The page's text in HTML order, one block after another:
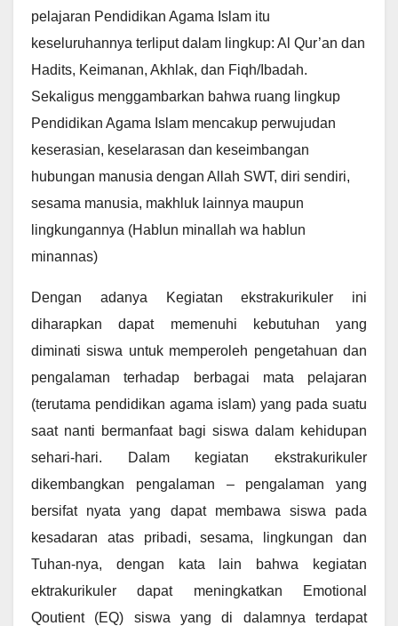
pelajaran Pendidikan Agama Islam itu
keseluruhannya terliput dalam lingkup: Al Qur’an dan
Hadits, Keimanan, Akhlak, dan Fiqh/Ibadah.
Sekaligus menggambarkan bahwa ruang lingkup
Pendidikan Agama Islam mencakup perwujudan
keserasian, keselarasan dan keseimbangan
hubungan manusia dengan Allah SWT, diri sendiri,
sesama manusia, makhluk lainnya maupun
lingkungannya (Hablun minallah wa hablun
minannas)
Dengan adanya Kegiatan ekstrakurikuler ini
diharapkan dapat memenuhi kebutuhan yang
diminati siswa untuk memperoleh pengetahuan dan
pengalaman terhadap berbagai mata pelajaran
(terutama pendidikan agama islam) yang pada suatu
saat nanti bermanfaat bagi siswa dalam kehidupan
sehari-hari. Dalam kegiatan ekstrakurikuler
dikembangkan pengalaman – pengalaman yang
bersifat nyata yang dapat membawa siswa pada
kesadaran atas pribadi, sesama, lingkungan dan
Tuhan-nya, dengan kata lain bahwa kegiatan
ektrakurikuler dapat meningkatkan Emotional
Qoutient (EQ) siswa yang di dalamnya terdapat